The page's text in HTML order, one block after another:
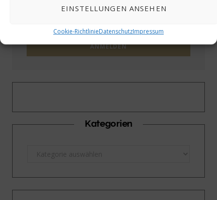
EINSTELLUNGEN ANSEHEN
Cookie-RichtlinieDatenschutzImpressum
Kategorien